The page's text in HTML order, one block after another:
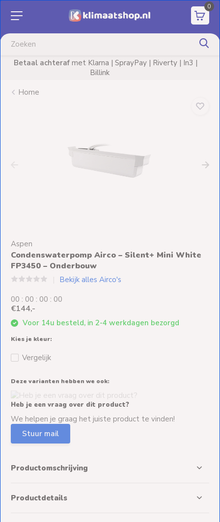
0
Advies nodig? Neem vrijblijvend contact op!
Aanbiedingen
verwarming
Installatiematerialen
Spoed- en
Weekendleveringen
Klantenservice
Contact
Home
Aspen
Condenswaterpomp Airco – Silent+ Mini White
FP3450 – Onderbouw
Bekijk alles Airco's
00 : 00 : 00 : 00
€144,-
Voor 14u besteld, in 2-4 werkdagen bezorgd
Kies je kleur:
Vergelijk
Deze varianten hebben we ook:
Heb je een vraag over dit product?
We helpen je graag het juiste product te vinden!
Stuur mail
Productomschrijving
Productdetails